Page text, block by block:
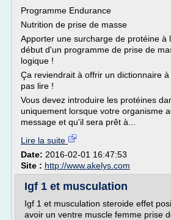
Programme Endurance
Nutrition de prise de masse
Apporter une surcharge de protéine à
début d'un programme de prise de
logique !
Ça reviendrait à offrir un dictionnaire
pas lire !
Vous devez introduire les protéines
uniquement lorsque votre organisme
message et qu'il sera prêt à...
Lire la suite
Date: 2016-02-01 16:47:53
Site : http://www.akelys.com
Igf 1 et musculation
Igf 1 et musculation steroide effet
avoir un ventre muscle femme prise